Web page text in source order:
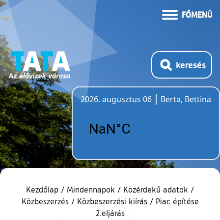
FŐMENÜ
keresés
2026. augusztus 06
Berta, Bettina
Kezdőlap / Mindennapok / Közérdekű adatok /
Közbeszerzés / Közbeszerzési kiírás / Piac építése
2.eljárás